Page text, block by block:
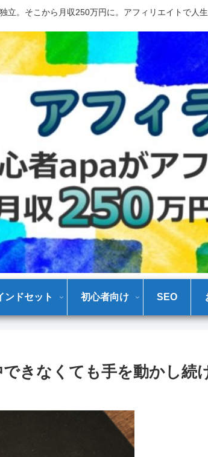
。そこから月収250万円に。アフィリエイトで人
ンドセット 初心者向け SEO
きなくても手を動かし続